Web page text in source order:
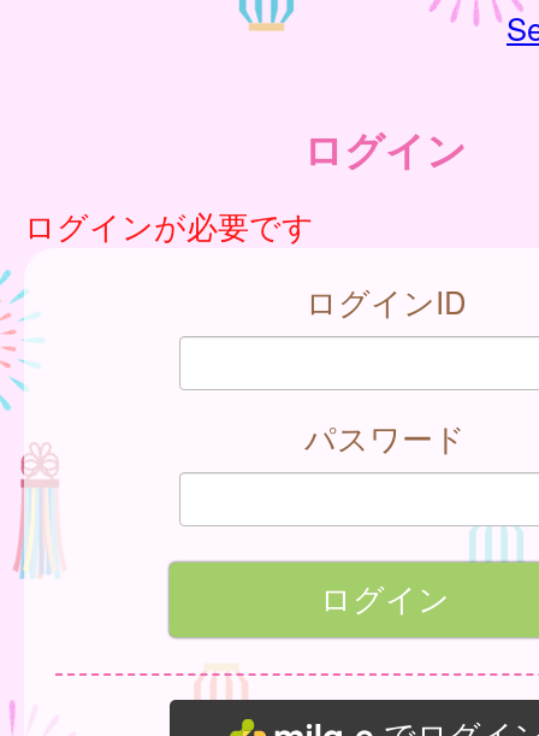
ログイン
ログインが必要です
ログインID
パスワード